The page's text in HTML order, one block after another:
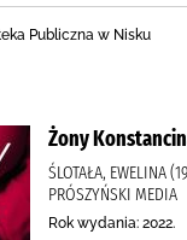
Publiczna w Nisku
Żony
ŚLOTAŁA, EWELINA
PRÓSZYŃSKI MEDIA
Rok wydania: 2022.